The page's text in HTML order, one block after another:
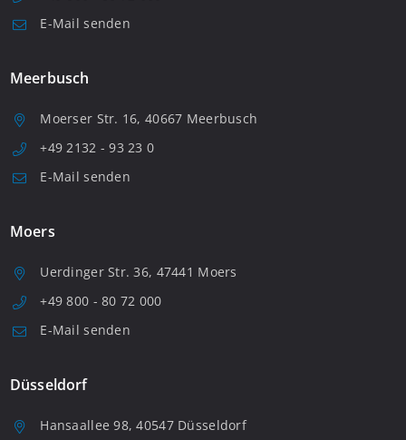
E-Mail senden
Meerbusch
Moerser Str. 16, 40667 Meerbusch
+49 2132 - 93 23 0
E-Mail senden
Moers
Uerdinger Str. 36, 47441 Moers
+49 800 - 80 72 000
E-Mail senden
Düsseldorf
Hansaallee 98, 40547 Düsseldorf